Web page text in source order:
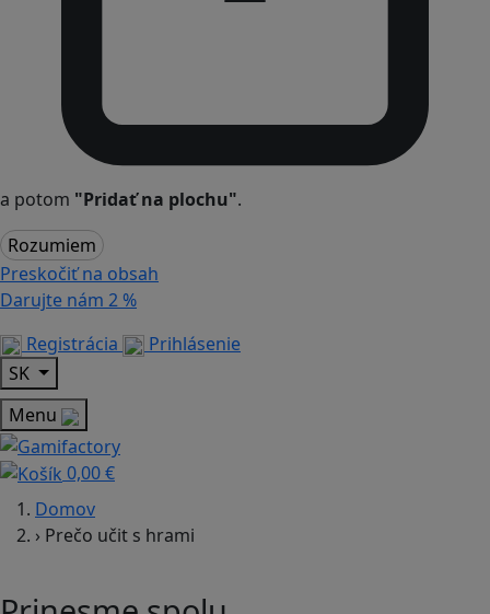
a potom "Pridať na plochu".
Rozumiem
Preskočiť na obsah
Darujte nám 2 %
Registrácia
Prihlásenie
SK
Menu
0,00 €
Domov
› Prečo učit s hrami